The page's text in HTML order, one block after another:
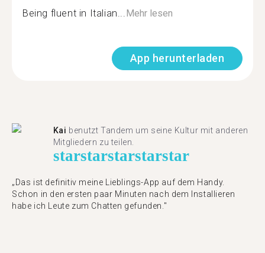
Being fluent in Italian...Mehr lesen
App herunterladen
Kai benutzt Tandem um seine Kultur mit anderen
Mitgliedern zu teilen.
starstarstarstarstar
„Das ist definitiv meine Lieblings-App auf dem Handy.
Schon in den ersten paar Minuten nach dem Installieren
habe ich Leute zum Chatten gefunden."